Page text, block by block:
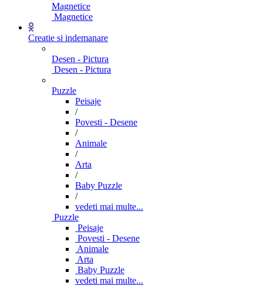
Magnetice
Magnetice
Creatie si indemanare
Desen - Pictura
Desen - Pictura
Puzzle
Peisaje
/
Povesti - Desene
/
Animale
/
Arta
/
Baby Puzzle
/
vedeti mai multe...
Puzzle
Peisaje
Povesti - Desene
Animale
Arta
Baby Puzzle
vedeti mai multe...